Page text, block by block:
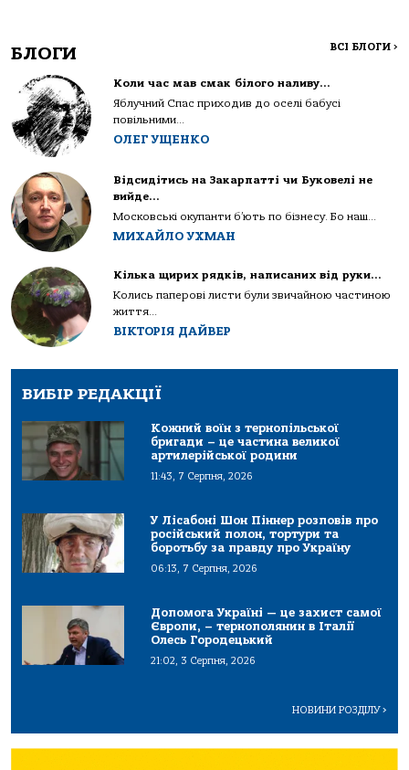
БЛОГИ ВСІ БЛОГИ >
Коли час мав смак білого наливу…
Яблучний Спас приходив до оселі бабусі
повільними...
ОЛЕГ УЩЕНКО
Відсидітись на Закарпатті чи Буковелі не
вийде…
Московські окупанти б’ють по бізнесу. Бо наш...
МИХАЙЛО УХМАН
Кілька щирих рядків, написаних від руки…
Колись паперові листи були звичайною частиною
життя...
ВІКТОРІЯ ДАЙВЕР
ВИБІР РЕДАКЦІЇ
Кожний воїн з тернопільської
бригади – це частина великої
артилерійської родини
11:43, 7 Серпня, 2026
У Лісабоні Шон Піннер розповів про
російський полон, тортури та
боротьбу за правду про Україну
06:13, 7 Серпня, 2026
Допомога Україні — це захист самої
Європи, – тернополянин в Італії
Олесь Городецький
21:02, 3 Серпня, 2026
НОВИНИ РОЗДІЛУ>